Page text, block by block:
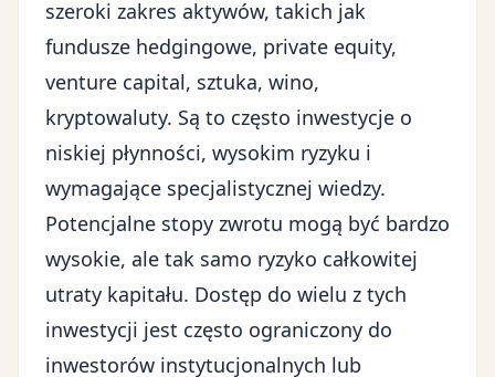
szeroki zakres aktywów, takich jak
fundusze hedgingowe, private equity,
venture capital, sztuka, wino,
kryptowaluty. Są to często inwestycje o
niskiej płynności, wysokim ryzyku i
wymagające specjalistycznej wiedzy.
Potencjalne stopy zwrotu mogą być bardzo
wysokie, ale tak samo ryzyko całkowitej
utraty kapitału. Dostęp do wielu z tych
inwestycji jest często ograniczony do
inwestorów instytucjonalnych lub